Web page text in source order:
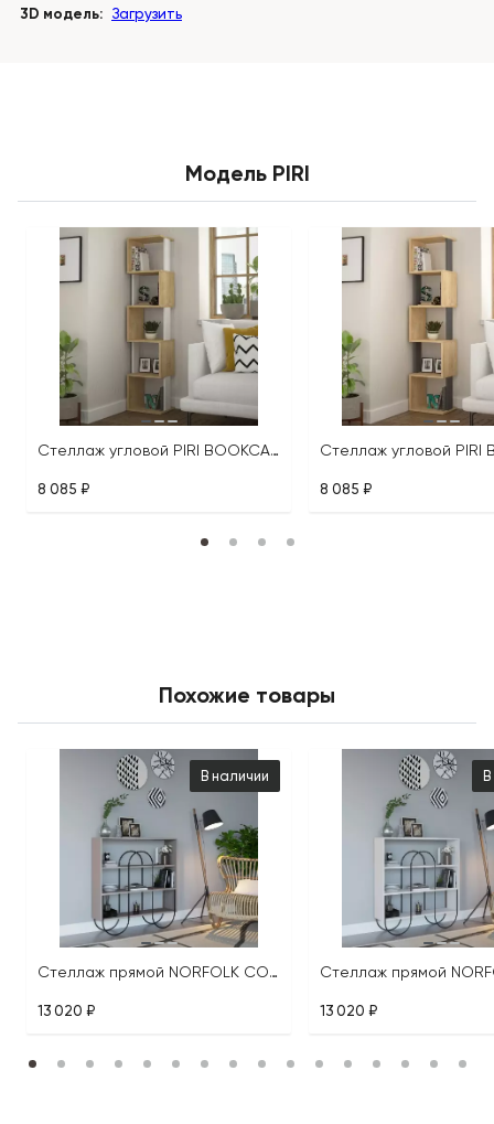
3D модель: Загрузить
Модель PIRI
Стеллаж угловой PIRI BOOKCASE
8 085 ₽ 8 085 ₽
Похожие товары
В наличии
Стеллаж прямой NORFOLK CONSOLE
13 020 ₽ 13 020 ₽